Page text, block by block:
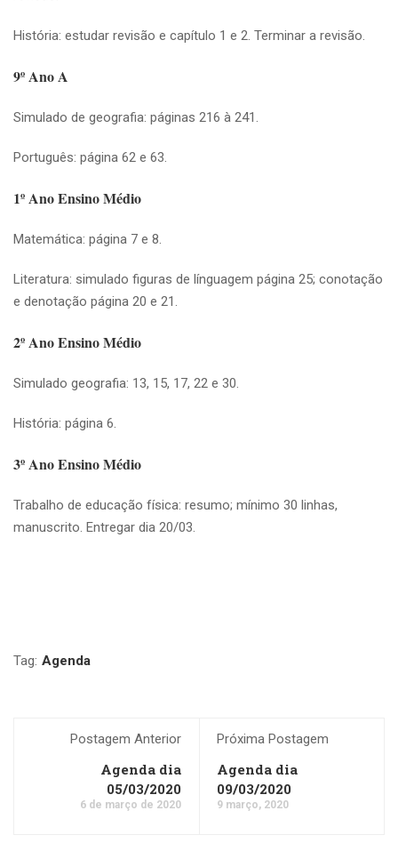
História: estudar revisão e capítulo 1 e 2. Terminar a revisão.
9º Ano A
Simulado de geografia: páginas 216 à 241.
Português: página 62 e 63.
1º Ano Ensino Médio
Matemática: página 7 e 8.
Literatura: simulado figuras de línguagem página 25; conotação
e denotação página 20 e 21.
2º Ano Ensino Médio
Simulado geografia: 13, 15, 17, 22 e 30.
História: página 6.
3º Ano Ensino Médio
Trabalho de educação física: resumo; mínimo 30 linhas,
manuscrito. Entregar dia 20/03.
Tag: Agenda
Postagem Anterior
Agenda dia
05/03/2020
6 de março de 2020
Próxima Postagem
Agenda dia
09/03/2020
9 março, 2020